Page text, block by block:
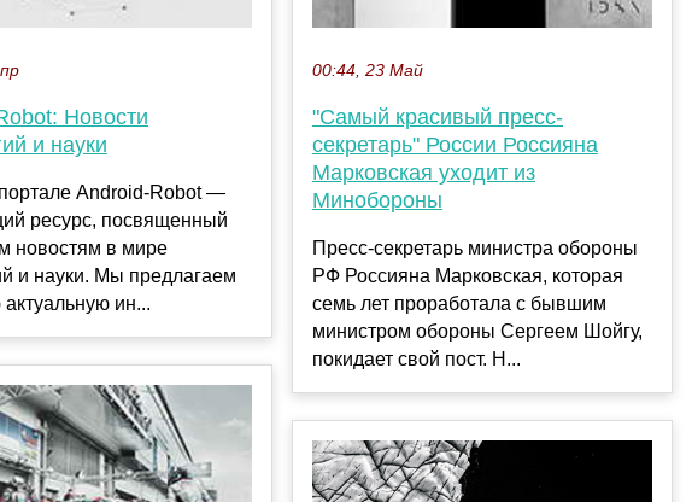
Новости
и науки
Android-Robot —
ресурс, посвященный
новостям в мире
и науки. Мы предлагаем
ин...
00:44, 23 Май
"Самый красивый пресс-
секретарь" России Россияна
Марковская уходит из
Минобороны
Пресс-секретарь министра обороны
РФ Россияна Марковская, которая
семь лет проработала с бывшим
министром обороны Сергеем Шойгу,
покидает свой пост. Н...